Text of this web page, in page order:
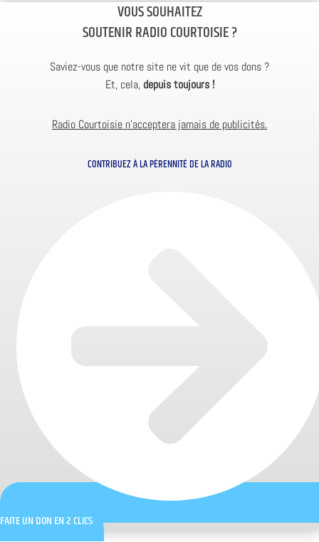
VOUS SOUHAITEZ
SOUTENIR RADIO COURTOISIE ?
Saviez-vous que notre site ne vit que de vos dons ?
Et, cela, depuis toujours !
Radio Courtoisie n’acceptera jamais de publicités.
CONTRIBUEZ À LA PÉRENNITÉ DE LA RADIO
FAITE UN DON EN 2 CLICS